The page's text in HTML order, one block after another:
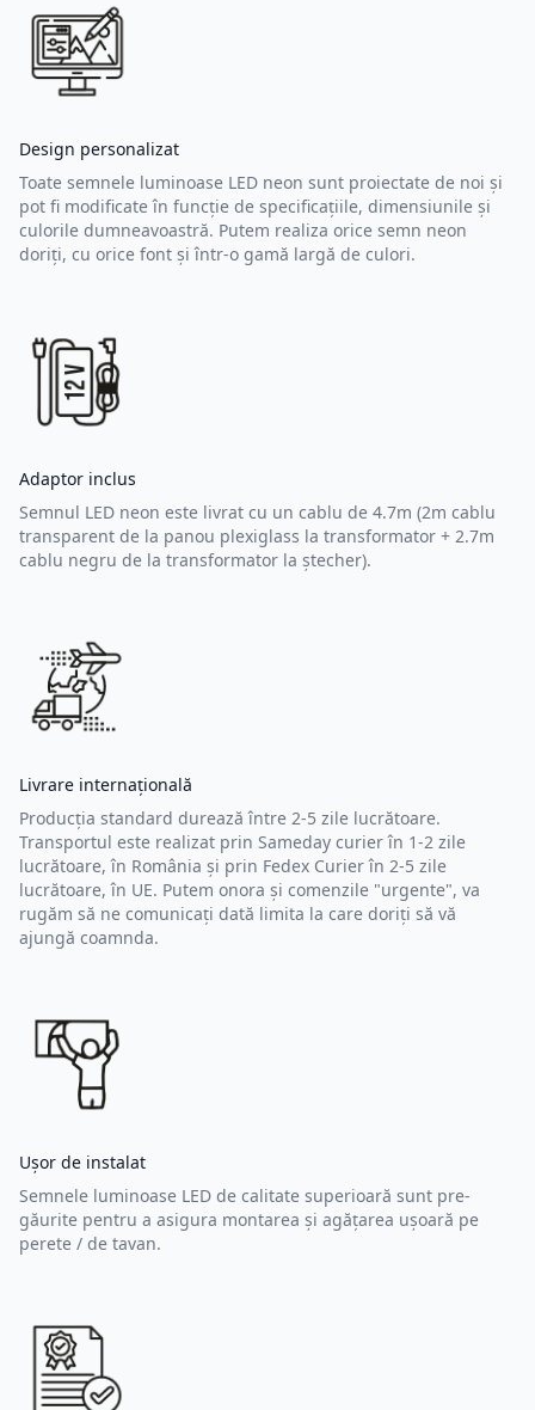
Design personalizat
Toate semnele luminoase LED neon sunt proiectate de noi și
pot fi modificate în funcție de specificațiile, dimensiunile și
culorile dumneavoastră. Putem realiza orice semn neon
doriți, cu orice font și într-o gamă largă de culori.
Adaptor inclus
Semnul LED neon este livrat cu un cablu de 4.7m (2m cablu
transparent de la panou plexiglass la transformator + 2.7m
cablu negru de la transformator la ștecher).
Livrare internațională
Producția standard durează între 2-5 zile lucrătoare.
Transportul este realizat prin Sameday curier în 1-2 zile
lucrătoare, în România și prin Fedex Curier în 2-5 zile
lucrătoare, în UE. Putem onora și comenzile "urgente", va
rugăm să ne comunicați dată limita la care doriți să vă
ajungă coamnda.
Ușor de instalat
Semnele luminoase LED de calitate superioară sunt pre-
găurite pentru a asigura montarea și agățarea ușoară pe
perete / de tavan.